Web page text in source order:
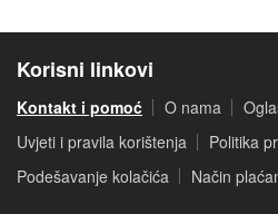
Korisni linkovi
Kontakt i pomoć O nama
Uvjeti i pravila korištenja
Politika
Podešavanje kolačića
Način